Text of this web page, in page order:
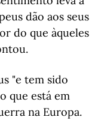
dão aos seus
do que àqueles
"e tem sido
que está em
na Europa.